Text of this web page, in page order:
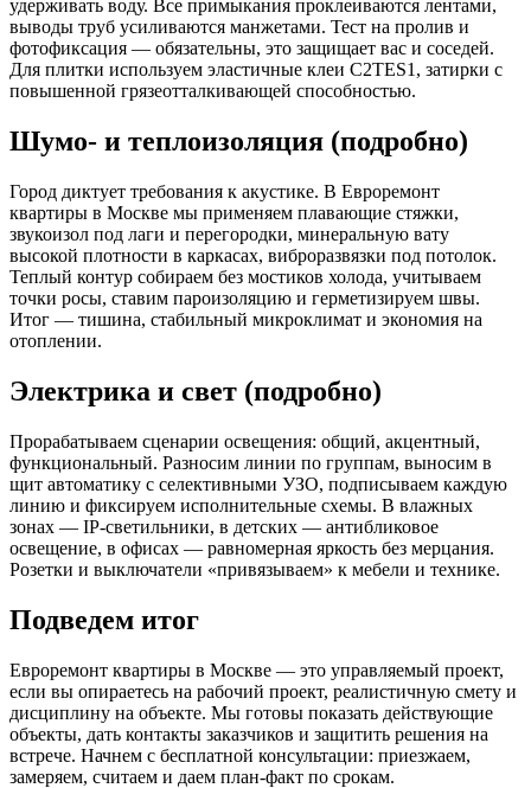
удерживать воду. Все примыкания проклеиваются лентами,
выводы труб усиливаются манжетами. Тест на пролив и
фотофиксация — обязательны, это защищает вас и соседей.
Для плитки используем эластичные клеи C2TES1, затирки с
повышенной грязеотталкивающей способностью.
Шумо‑ и теплоизоляция (подробно)
Город диктует требования к акустике. В Евроремонт
квартиры в Москве мы применяем плавающие стяжки,
звукоизол под лаги и перегородки, минеральную вату
высокой плотности в каркасах, виброразвязки под потолок.
Теплый контур собираем без мостиков холода, учитываем
точки росы, ставим пароизоляцию и герметизируем швы.
Итог — тишина, стабильный микроклимат и экономия на
отоплении.
Электрика и свет (подробно)
Прорабатываем сценарии освещения: общий, акцентный,
функциональный. Разносим линии по группам, выносим в
щит автоматику с селективными УЗО, подписываем каждую
линию и фиксируем исполнительные схемы. В влажных
зонах — IP‑светильники, в детских — антибликовое
освещение, в офисах — равномерная яркость без мерцания.
Розетки и выключатели «привязываем» к мебели и технике.
Подведем итог
Евроремонт квартиры в Москве — это управляемый проект,
если вы опираетесь на рабочий проект, реалистичную смету и
дисциплину на объекте. Мы готовы показать действующие
объекты, дать контакты заказчиков и защитить решения на
встрече. Начнем с бесплатной консультации: приезжаем,
замеряем, считаем и даем план‑факт по срокам.